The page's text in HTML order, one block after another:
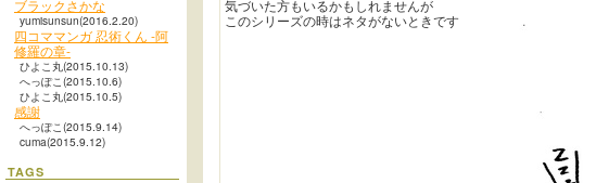
ブラックさかな
yumisunsun(2016.2.20)
四コママンガ 忍術くん -阿
修羅の章-
ひよこ丸(2015.10.13)
へっぽこ(2015.10.6)
ひよこ丸(2015.10.5)
感謝
へっぽこ(2015.9.14)
cuma(2015.9.12)
TAGS
気づいた方もいるかもしれませんが
このシリーズの時はネタがないときです